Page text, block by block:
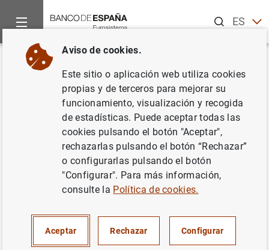
ESEN
Inicio Noticias y eventos
Volver
La deuda de las
Administraciones Públicas se
situó en abril de 2025 en el
102,7% del PIB, 2,5 pp menos
respecto al mismo período del
año anterior
Aviso de cookies.
Este sitio o aplicación web utiliza cookies
propias y de terceros para mejorar su
funcionamiento, visualización y recogida
de estadísticas. Puede aceptar todas las
cookies pulsando el botón "Aceptar",
rechazarlas pulsando el botón “Rechazar”
o configurarlas pulsando el botón
"Configurar". Para más información,
consulte la Política de cookies.
Aceptar Rechazar Configurar